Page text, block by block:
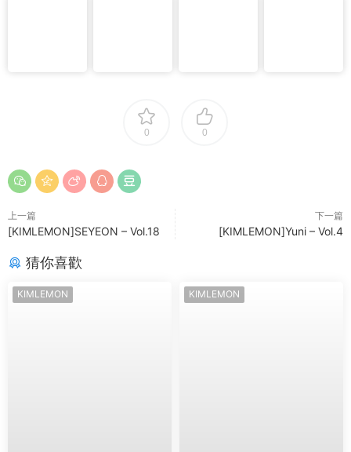
0 0
上一篇
[KIMLEMON]SEYEON – Vol.18
下一篇
[KIMLEMON]Yuni – Vol.4
猜你喜歡
KIMLEMON KIMLEMON